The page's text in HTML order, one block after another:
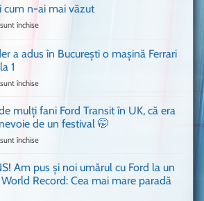
cum n-ai mai văzut
închise
Ferrari
cum
văzut
a adus în București o mașină Ferrari
1
închise
a
în
mașină
Ferrari
mulți fani Ford Transit în UK, că era
de un festival 🤭
închise
așa
mulți
Am pus și noi umărul cu Ford la un
Record: Cea mai mare paradă